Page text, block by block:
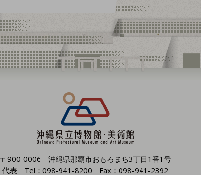
〒900-0006 沖縄県那覇市おもろまち3丁目1番1号
代表 Tel：098-941-8200 Fax：098-941-2392